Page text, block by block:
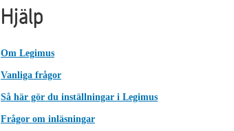
Hjälp
Om Legimus
Vanliga frågor
Så här gör du inställningar i Legimus
Frågor om inläsningar